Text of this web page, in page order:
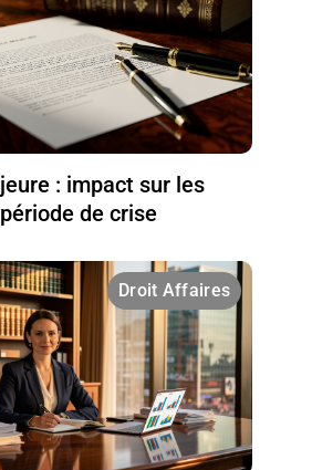
: impact sur les
de crise
Droit Affaires